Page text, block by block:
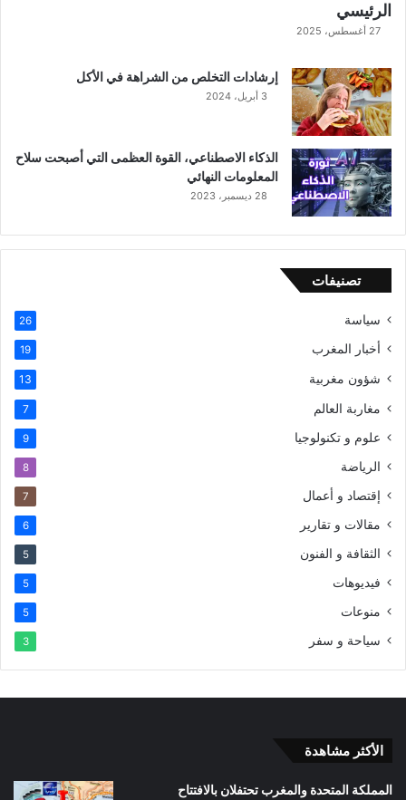
الرئيسي
27 أغسطس، 2025
إرشادات التخلص من الشراهة في الأكل
3 أبريل، 2024
الذكاء الاصطناعي، القوة العظمى التي أصبحت سلاح
المعلومات النهائي
28 ديسمبر، 2023
تصنيفات
سياسة 26
أخبار المغرب 19
شؤون مغربية 13
مغاربة العالم 7
علوم و تكنولوجيا 9
الرياضة 8
إقتصاد و أعمال 7
مقالات و تقارير 6
الثقافة و الفنون 5
فيديوهات 5
منوعات 5
سياحة و سفر 3
الأكثر مشاهدة
المملكة المتحدة والمغرب تحتفلان بالافتتاح